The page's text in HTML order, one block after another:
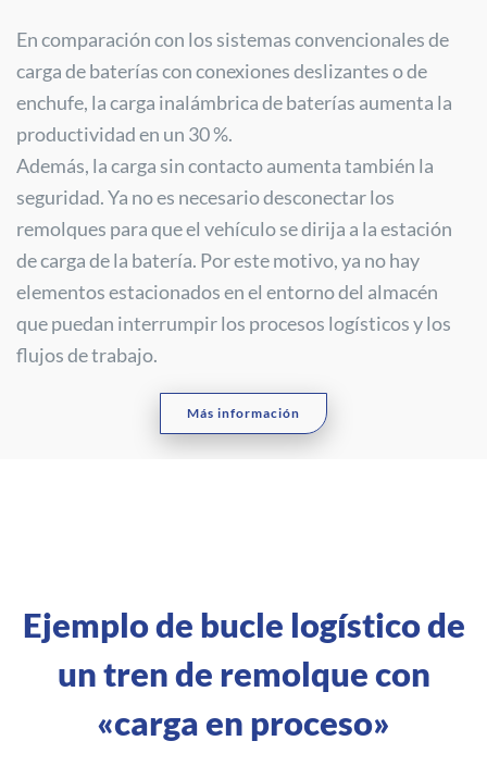
En comparación con los sistemas convencionales de
carga de baterías con conexiones deslizantes o de
enchufe, la carga inalámbrica de baterías aumenta la
productividad en un 30 %.
Además, la carga sin contacto aumenta también la
seguridad. Ya no es necesario desconectar los
remolques para que el vehículo se dirija a la estación
de carga de la batería. Por este motivo, ya no hay
elementos estacionados en el entorno del almacén
que puedan interrumpir los procesos logísticos y los
flujos de trabajo.
Más información
Ejemplo de bucle logístico de
un tren de remolque con
«carga en proceso»